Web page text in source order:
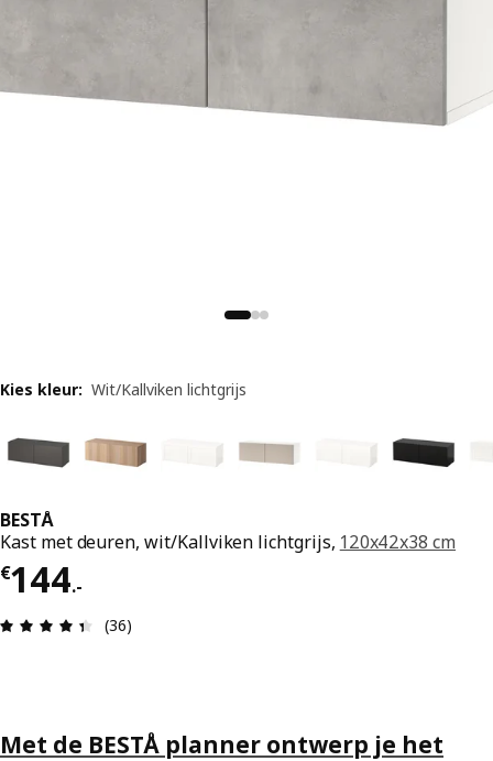
BESTÅ
Kast met deuren, wit/Kallviken lichtgrijs, 120x42x38 cm
€144.-
Prijs € 144.-
Review: 4.4 van 5 sterren. Totaal
(36)
Kies kleur: Wit/Kallviken lichtgrijs
Met de BESTÅ planner ontwerp je het